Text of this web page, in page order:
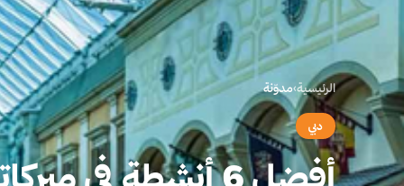
الرئيسية›مدوّنة
دبي
أفضل 6 أنشطة في ميركاتو مول دبي